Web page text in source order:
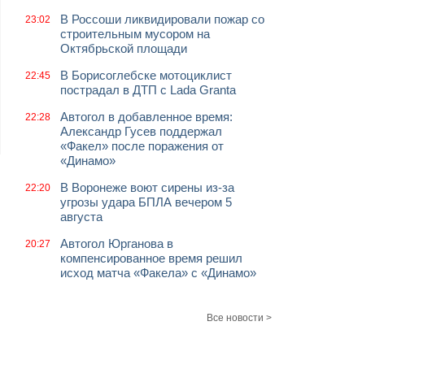
23:02
В Россоши ликвидировали пожар со
строительным мусором на
Октябрьской площади
22:45
В Борисоглебске мотоциклист
пострадал в ДТП с Lada Granta
22:28
Автогол в добавленное время:
Александр Гусев поддержал
«Факел» после поражения от
«Динамо»
22:20
В Воронеже воют сирены из-за
угрозы удара БПЛА вечером 5
августа
20:27
Автогол Юрганова в
компенсированное время решил
исход матча «Факела» с «Динамо»
Все новости >